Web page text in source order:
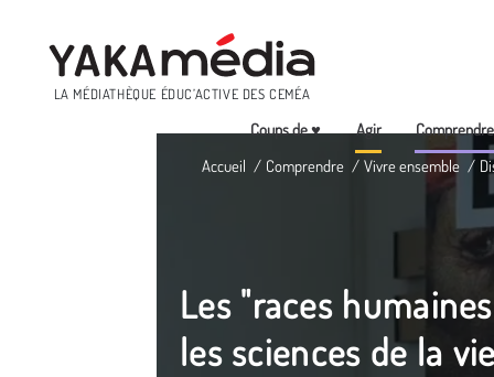
LA MÉDIATHÈQUE ÉDUC’ACTIVE DES CEMÉA
Menu
Coups de ♥ Agir
Comprendre
Accueil
Comprendre Vivre ensemble
Les "races
les sciences de la